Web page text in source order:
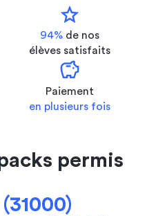
star
94% de nos
élèves satisfaits
savings
Paiement
en plusieurs fois
permis